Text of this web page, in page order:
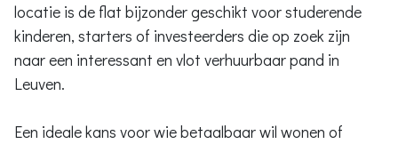
locatie is de flat bijzonder geschikt voor studerende
kinderen, starters of investeerders die op zoek zijn
naar een interessant en vlot verhuurbaar pand in
Leuven.
Een ideale kans voor wie betaalbaar wil wonen of